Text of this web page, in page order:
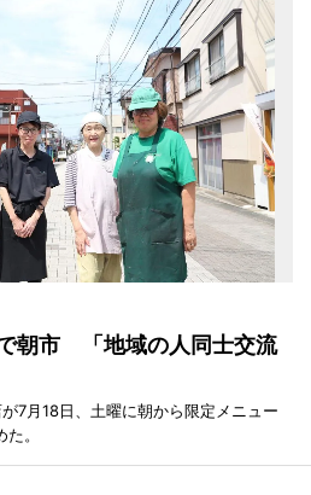
朝市 「地域の人同士交流
7月18日、土曜に朝から限定メニュー
。